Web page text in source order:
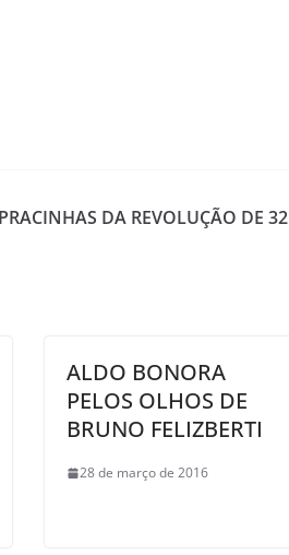
DA REVOLUÇÃO DE 32
ALDO BONORA
PELOS OLHOS DE
BRUNO FELIZBERTI
28 de março de 2016